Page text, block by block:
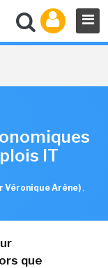
IT
Véronique Arène) ,
que